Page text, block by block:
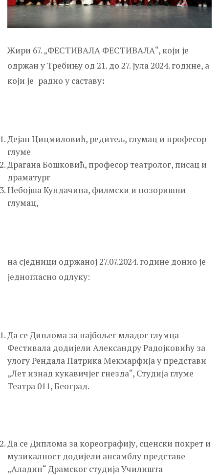
Жири 67. „ФЕСТИВАЛА ФЕСТИВАЛА“, који је
одржан у Требињу од 21. до 27. јула 2024. године, а
који је радио у саставу:
Дејан Цицмиловић, редитељ, глумац и професор
глуме
Драгана Бошковић, професор театролог, писац и
драматург
Небојша Кундачина, филмски и позоришни
глумац,
на сједници одржаној 27.07.2024. године донио је
једногласно одлуку:
Да се Диплома за најбољег младог глумца
Фестивала додијели Александру Радојковићу за
улогу Рендала Патрика Мекмарфија у представи
„Лет изнад кукавичјег гнезда“, Студија глуме
Театра 011, Београд.
Да се Диплома за кореографију, сценски покрет и
музикалност додијели ансамблу представе
„Аладин“ Драмског студија Училишта